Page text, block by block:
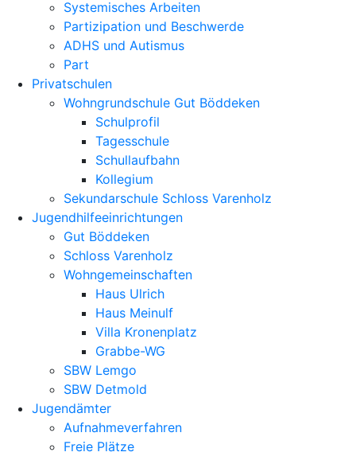
Systemisches Arbeiten
Partizipation und Beschwerde
ADHS und Autismus
Part
Privatschulen
Wohngrundschule Gut Böddeken
Schulprofil
Tagesschule
Schullaufbahn
Kollegium
Sekundarschule Schloss Varenholz
Jugendhilfeeinrichtungen
Gut Böddeken
Schloss Varenholz
Wohngemeinschaften
Haus Ulrich
Haus Meinulf
Villa Kronenplatz
Grabbe-WG
SBW Lemgo
SBW Detmold
Jugendämter
Aufnahmeverfahren
Freie Plätze